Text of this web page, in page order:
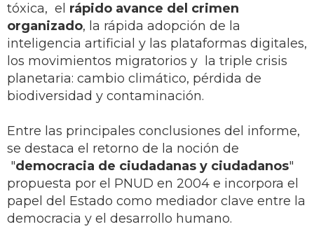
tóxica, el rápido avance del crimen
organizado, la rápida adopción de la
inteligencia artificial y las plataformas digitales,
los movimientos migratorios y la triple crisis
planetaria: cambio climático, pérdida de
biodiversidad y contaminación.
Entre las principales conclusiones del informe,
se destaca el retorno de la noción de
"democracia de ciudadanas y ciudadanos"
propuesta por el PNUD en 2004 e incorpora el
papel del Estado como mediador clave entre la
democracia y el desarrollo humano.